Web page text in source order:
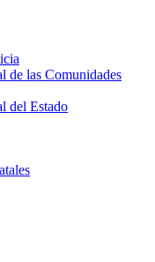
de las Comunidades
del Estado